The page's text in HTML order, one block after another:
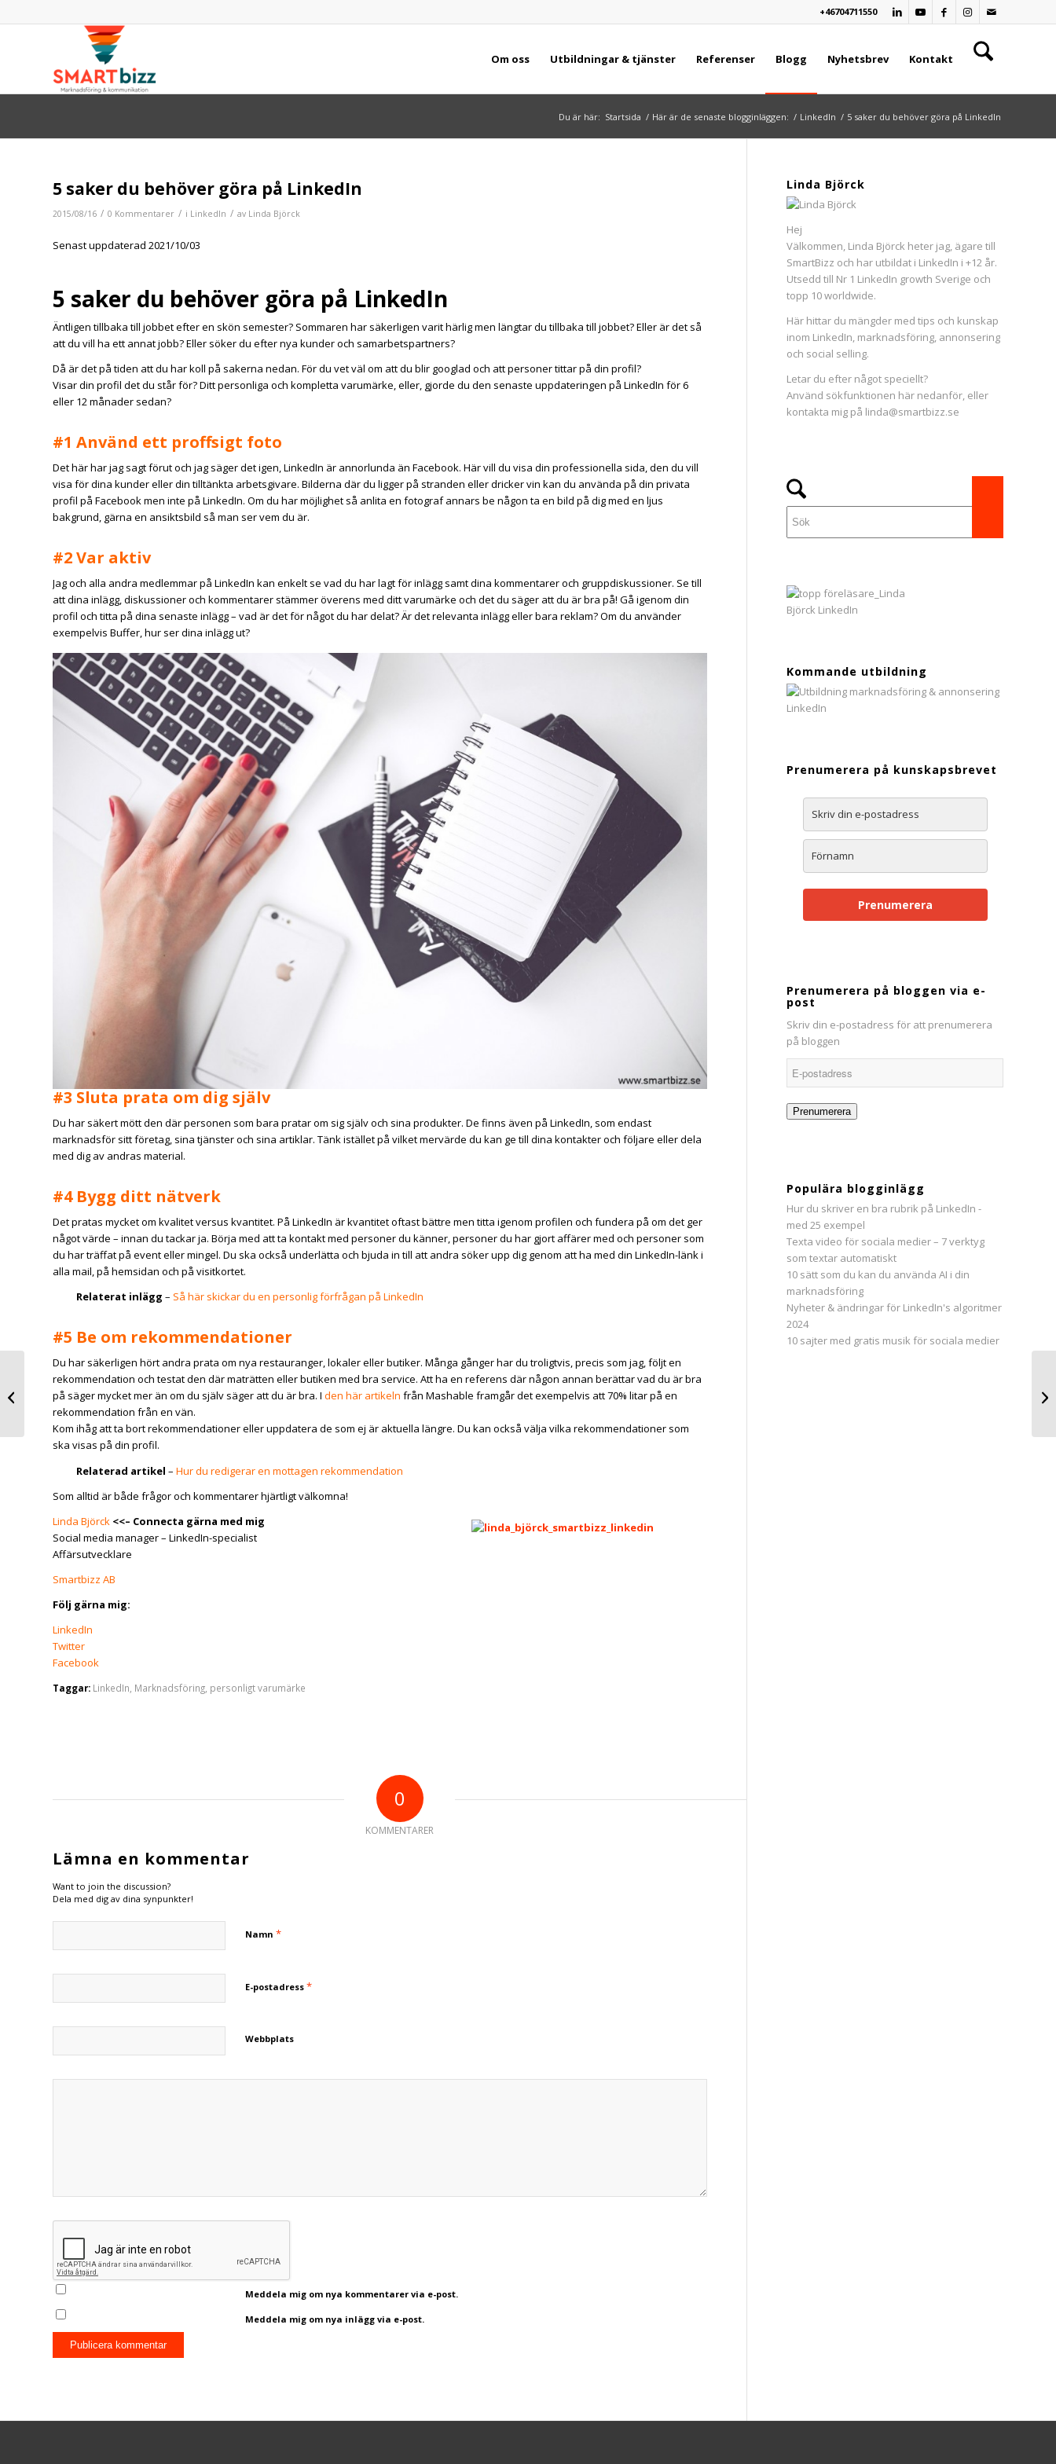
+46704711550
Om oss Utbildningar & tjänster Referenser Blogg Nyhetsbrev Kontakt
Du är här: Startsida / Här är de senaste blogginläggen: / LinkedIn / 5 saker du behöver göra på LinkedIn
5 saker du behöver göra på LinkedIn
2015/08/16 / 0 Kommentarer / i LinkedIn / av Linda Björck
Senast uppdaterad 2021/10/03
5 saker du behöver göra på LinkedIn
Äntligen tillbaka till jobbet efter en skön semester? Sommaren har säkerligen varit härlig men längtar du tillbaka till jobbet? Eller är det så
att du vill ha ett annat jobb? Eller söker du efter nya kunder och samarbetspartners?
Då är det på tiden att du har koll på sakerna nedan. För du vet väl om att du blir googlad och att personer tittar på din profil?
Visar din profil det du står för? Ditt personliga och kompletta varumärke, eller, gjorde du den senaste uppdateringen på LinkedIn för 6
eller 12 månader sedan?
#1 Använd ett proffsigt foto
Det här har jag sagt förut och jag säger det igen, LinkedIn är annorlunda än Facebook. Här vill du visa din professionella sida, den du vill
visa för dina kunder eller din tilltänkta arbetsgivare. Bilderna där du ligger på stranden eller dricker vin kan du använda på din privata
profil på Facebook men inte på LinkedIn. Om du har möjlighet så anlita en fotograf annars be någon ta en bild på dig med en ljus
bakgrund, gärna en ansiktsbild så man ser vem du är.
#2 Var aktiv
Jag och alla andra medlemmar på LinkedIn kan enkelt se vad du har lagt för inlägg samt dina kommentarer och gruppdiskussioner. Se till
att dina inlägg, diskussioner och kommentarer stämmer överens med ditt varumärke och det du säger att du är bra på! Gå igenom din
profil och titta på dina senaste inlägg – vad är det för något du har delat? Är det relevanta inlägg eller bara reklam? Om du använder
exempelvis Buffer, hur ser dina inlägg ut?
#3 Sluta prata om dig själv
Du har säkert mött den där personen som bara pratar om sig själv och sina produkter. De finns även på LinkedIn, som endast
marknadsför sitt företag, sina tjänster och sina artiklar. Tänk istället på vilket mervärde du kan ge till dina kontakter och följare eller dela
med dig av andras material.
#4 Bygg ditt nätverk
Det pratas mycket om kvalitet versus kvantitet. På LinkedIn är kvantitet oftast bättre men titta igenom profilen och fundera på om det ger
något värde – innan du tackar ja. Börja med att ta kontakt med personer du känner, personer du har gjort affärer med och personer som
du har träffat på event eller mingel. Du ska också underlätta och bjuda in till att andra söker upp dig genom att ha med din LinkedIn-länk i
alla mail, på hemsidan och på visitkortet.
Relaterat inlägg – Så här skickar du en personlig förfrågan på LinkedIn
#5 Be om rekommendationer
Du har säkerligen hört andra prata om nya restauranger, lokaler eller butiker. Många gånger har du troligtvis, precis som jag, följt en
rekommendation och testat den där maträtten eller butiken med bra service. Att ha en referens där någon annan berättar vad du är bra
på säger mycket mer än om du själv säger att du är bra. I den här artikeln från Mashable framgår det exempelvis att 70% litar på en
rekommendation från en vän.
Kom ihåg att ta bort rekommendationer eller uppdatera de som ej är aktuella längre. Du kan också välja vilka rekommendationer som
ska visas på din profil.
Relaterad artikel – Hur du redigerar en mottagen rekommendation
Som alltid är både frågor och kommentarer hjärtligt välkomna!
Linda Björck <<– Connecta gärna med mig
Social media manager – LinkedIn-specialist
Affärsutvecklare
Smartbizz AB
Följ gärna mig:
LinkedIn
Twitter
Facebook
Taggar: LinkedIn Marknadsföring personligt varumärke
0
KOMMENTARER
Lämna en kommentar
Want to join the discussion?
Dela med dig av dina synpunkter!
Namn *
E-postadress *
Webbplats
Meddela mig om nya kommentarer via e-post.
Meddela mig om nya inlägg via e-post.
Linda Björck
Hej
Välkommen, Linda Björck heter jag, ägare till
SmartBizz och har utbildat i LinkedIn i +12 år.
Utsedd till Nr 1 LinkedIn growth Sverige och
topp 10 worldwide.
Här hittar du mängder med tips och kunskap
inom LinkedIn, marknadsföring, annonsering
och social selling.
Letar du efter något speciellt?
Använd sökfunktionen här nedanför, eller
kontakta mig på linda@smartbizz.se
Kommande utbildning
Prenumerera på kunskapsbrevet
Prenumerera
Prenumerera på bloggen via e-
post
Skriv din e-postadress för att prenumerera
på bloggen
postadress
Prenumerera
Populära blogginlägg
Hur du skriver en bra rubrik på LinkedIn -
med 25 exempel
Texta video för sociala medier – 7 verktyg
som textar automatiskt
10 sätt som du kan du använda AI i din
marknadsföring
Nyheter & ändringar för LinkedIn's algoritmer
2024
10 sajter med gratis musik för sociala medier
30 expertråd för att
Boosta din business